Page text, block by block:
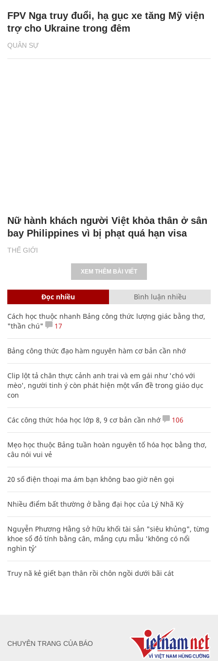
QUÂN SỰ
FPV Nga truy đuổi, hạ gục xe tăng Mỹ viện
trợ cho Ukraine trong đêm
THẾ GIỚI
Nữ hành khách người Việt khỏa thân ở sân
bay Philippines vì bị phạt quá hạn visa
XEM THÊM BÀI VIẾT
Đọc nhiều Bình luận nhiều
Cách học thuộc nhanh Bảng công thức lượng giác bằng thơ,
"thần chú"
17
Bảng công thức đạo hàm nguyên hàm cơ bản cần nhớ
Clip lột tả chân thực cảnh anh trai và em gái như 'chó với
mèo', người tinh ý còn phát hiện một vấn đề trong giáo dục
con
Các công thức hóa học lớp 8, 9 cơ bản cần nhớ 106
Mẹo học thuộc Bảng tuần hoàn nguyên tố hóa học bằng thơ,
câu nói vui vẻ
20 số điện thoại ma ám bạn không bao giờ nên gọi
Nhiều điểm bất thường ở bằng đại học của Lý Nhã Kỳ
Nguyễn Phương Hằng sở hữu khối tài sản "siêu khủng", từng
khoe sổ đỏ tính bằng cân, mắng cựu mẫu 'không có nổi
nghìn tỷ'
Truy nã kẻ giết bạn thân rồi chôn ngồi dưới bãi cát
CHUYÊN TRANG CỦA BÁO